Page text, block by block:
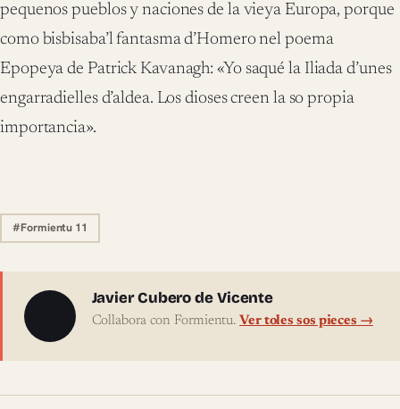
pequenos pueblos y naciones de la vieya Europa, porque
como bisbisaba’l fantasma d’Homero nel poema
Epopeya de Patrick Kavanagh: «Yo saqué la Iliada d’unes
engarradielles d’aldea. Los dioses creen la so propia
importancia».
#Formientu 11
Sobre l'autor
Javier Cubero de Vicente
Collabora con Formientu.Ver toles sos pieces →